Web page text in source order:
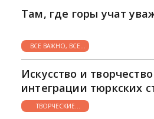
Там, где горы учат
ВСЕ ВАЖНО, ВСЕ
НУЖНО
Искусство и
интеграции тюркских
ТВОРЧЕСКИЕ
ГОРИЗОНТЫ